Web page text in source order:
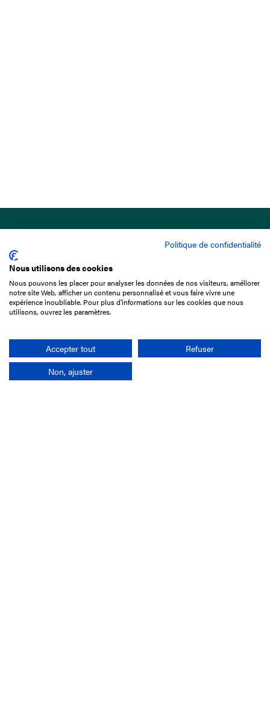
15 Boulevard de Douaumont
75017 Paris
01 49 10 20 29
Rechercher
Politique de confidentialité
Nous utilisons des cookies
Nous pouvons les placer pour analyser les données de nos visiteurs, améliorer
notre site Web, afficher un contenu personnalisé et vous faire vivre une
expérience inoubliable. Pour plus d'informations sur les cookies que nous
utilisons, ouvrez les paramètres.
Accepter tout
Refuser
Non, ajuster